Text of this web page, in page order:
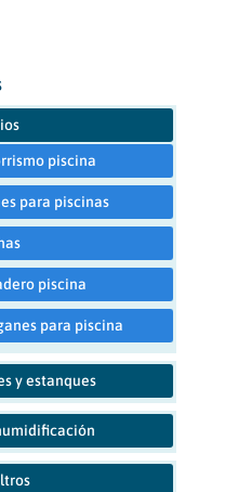
piscina
para piscinas
piscina
para piscina
y estanques